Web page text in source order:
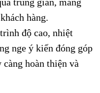
hàng.
độ cao, nhiệt
nge ý kiến đóng góp
càng hoàn thiện và